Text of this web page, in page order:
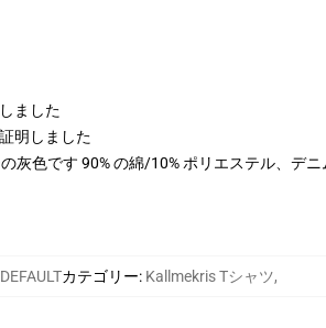
ました
明しました
色です 90% の綿/10% ポリエステル、デ
カテゴリー: Kallmekris Tシャツ,